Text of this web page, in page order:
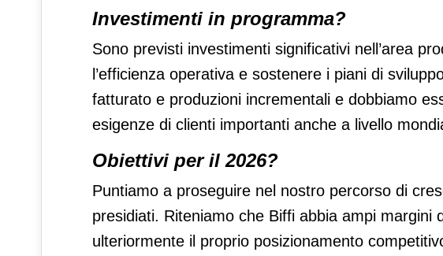
Investimenti in programma?
Sono previsti investimenti significativi nell’area
l’efficienza operativa e sostenere i piani di
fatturato e produzioni incrementali e dobbiamo
esigenze di clienti importanti anche a livello
Obiettivi per il 2026?
Puntiamo a proseguire nel nostro percorso di
presidiati. Riteniamo che Biffi abbia ampi margini
ulteriormente il proprio posizionamento